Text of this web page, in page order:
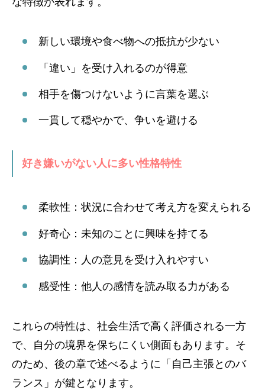
新しい環境や食べ物への抵抗が少ない
「違い」を受け入れるのが得意
相手を傷つけないように言葉を選ぶ
一貫して穏やかで、争いを避ける
好き嫌いがない人に多い性格特性
柔軟性：状況に合わせて考え方を変えられる
好奇心：未知のことに興味を持てる
協調性：人の意見を受け入れやすい
感受性：他人の感情を読み取る力がある
これらの特性は、社会生活で高く評価される一方
で、自分の境界を保ちにくい側面もあります。そ
のため、後の章で述べるように「自己主張とのバ
ランス」が鍵となります。